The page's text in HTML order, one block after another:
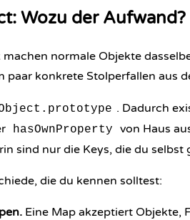
Wozu der Aufwand?
normale Objekte
paar konkrete Stolperfallen aus
. Dadurch
hasOwnProperty
von Haus
sind nur die Keys, die du selbst
die du kennen solltest:
Eine Map akzeptiert Objekte,